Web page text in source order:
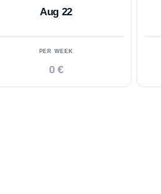
Aug 22
PER WEEK
0 €